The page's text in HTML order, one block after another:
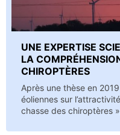
UNE EXPERTISE
LA
CHIROPTÈRES
Après une thèse en
éoliennes sur
chasse des chiroptères